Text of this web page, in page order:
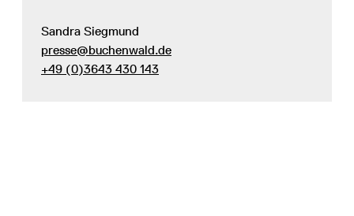
Sandra Siegmund
presse@buchenwald.de
+49 (0)3643 430 143